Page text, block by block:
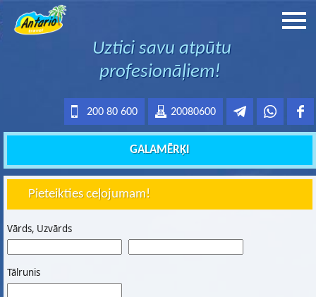
Uztici savu atpūtu
profesionāļiem!
20080600
200 80 600
GALAMĒRĶI
Pieteikties ceļojumam!
Vārds, Uzvārds
Tālrunis